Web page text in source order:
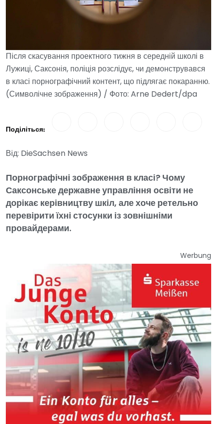
Після скасування проектного тижня в середній школі в
Лужиці, Саксонія, поліція розслідує, чи демонструвався
в класі порнографічний контент, що підлягає покаранню.
(Символічне зображення) / Фото: Arne Dedert/dpa
Поділіться:
Від: DieSachsen News
Порнографічні зображення в класі? Чому
Саксонське державне управління освіти не
дорікає керівництву шкіл, але хоче ретельно
перевірити їхні стосунки із зовнішніми
провайдерами.
Werbung